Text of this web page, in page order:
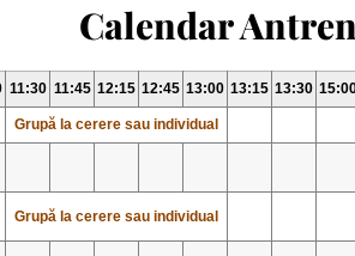
Calendar
11:30 11:45 12:15 12:45 13:00 13:15 13:30
Grupă la cerere sau individual
Grupă la cerere sau individual